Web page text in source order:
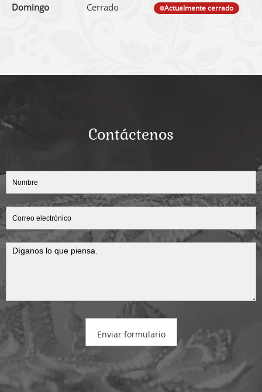
Domingo
Cerrado Actualmente cerrado
Contáctenos
Enviar formulario